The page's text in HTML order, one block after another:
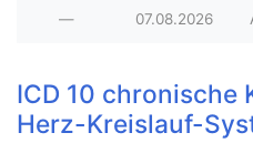
— 07.08.2026
ICD 10 chronische
Herz-Kreislauf-